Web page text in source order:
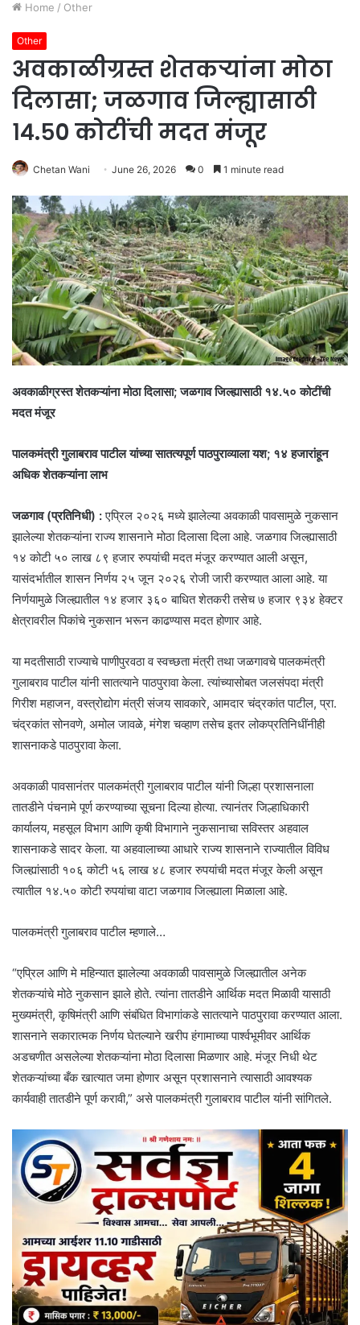
Home / Other
Other
अवकाळीग्रस्त शेतकऱ्यांना मोठा
दिलासा; जळगाव जिल्ह्यासाठी
१४.५० कोटींची मदत मंजूर
Chetan Wani June 26, 2026 0 1 minute read
अवकाळीग्रस्त शेतकऱ्यांना मोठा दिलासा; जळगाव जिल्ह्यासाठी १४.५० कोटींची
मदत मंजूर
पालकमंत्री गुलाबराव पाटील यांच्या सातत्यपूर्ण पाठपुराव्याला यश; १४ हजारांहून
अधिक शेतकऱ्यांना लाभ
जळगाव (प्रतिनिधी) :एप्रिल २०२६ मध्ये झालेल्या अवकाळी पावसामुळे नुकसान
झालेल्या शेतकऱ्यांना राज्य शासनाने मोठा दिलासा दिला आहे. जळगाव जिल्ह्यासाठी
१४ कोटी ५० लाख ८९ हजार रुपयांची मदत मंजूर करण्यात आली असून,
यासंदर्भातील शासन निर्णय २५ जून २०२६ रोजी जारी करण्यात आला आहे. या
निर्णयामुळे जिल्ह्यातील १४ हजार ३६० बाधित शेतकरी तसेच ७ हजार ९३४ हेक्टर
क्षेत्रावरील पिकांचे नुकसान भरून काढण्यास मदत होणार आहे.
या मदतीसाठी राज्याचे पाणीपुरवठा व स्वच्छता मंत्री तथा जळगावचे पालकमंत्री
गुलाबराव पाटील यांनी सातत्याने पाठपुरावा केला. त्यांच्यासोबत जलसंपदा मंत्री
गिरीश महाजन, वस्त्रोद्योग मंत्री संजय सावकारे, आमदार चंद्रकांत पाटील, प्रा.
चंद्रकांत सोनवणे, अमोल जावळे, मंगेश चव्हाण तसेच इतर लोकप्रतिनिधींनीही
शासनाकडे पाठपुरावा केला.
अवकाळी पावसानंतर पालकमंत्री गुलाबराव पाटील यांनी जिल्हा प्रशासनाला
तातडीने पंचनामे पूर्ण करण्याच्या सूचना दिल्या होत्या. त्यानंतर जिल्हाधिकारी
कार्यालय, महसूल विभाग आणि कृषी विभागाने नुकसानाचा सविस्तर अहवाल
शासनाकडे सादर केला. या अहवालाच्या आधारे राज्य शासनाने राज्यातील विविध
जिल्ह्यांसाठी १०६ कोटी ५६ लाख ४८ हजार रुपयांची मदत मंजूर केली असून
त्यातील १४.५० कोटी रुपयांचा वाटा जळगाव जिल्ह्याला मिळाला आहे.
पालकमंत्री गुलाबराव पाटील म्हणाले…
“एप्रिल आणि मे महिन्यात झालेल्या अवकाळी पावसामुळे जिल्ह्यातील अनेक
शेतकऱ्यांचे मोठे नुकसान झाले होते. त्यांना तातडीने आर्थिक मदत मिळावी यासाठी
मुख्यमंत्री, कृषिमंत्री आणि संबंधित विभागांकडे सातत्याने पाठपुरावा करण्यात आला.
शासनाने सकारात्मक निर्णय घेतल्याने खरीप हंगामाच्या पार्श्वभूमीवर आर्थिक
अडचणीत असलेल्या शेतकऱ्यांना मोठा दिलासा मिळणार आहे. मंजूर निधी थेट
शेतकऱ्यांच्या बँक खात्यात जमा होणार असून प्रशासनाने त्यासाठी आवश्यक
कार्यवाही तातडीने पूर्ण करावी,” असे पालकमंत्री गुलाबराव पाटील यांनी सांगितले.